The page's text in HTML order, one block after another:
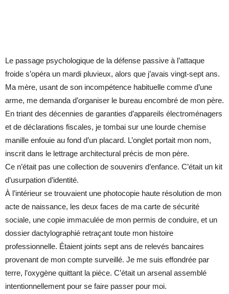
Le passage psychologique de la défense passive à l’attaque
froide s’opéra un mardi pluvieux, alors que j’avais vingt-sept ans.
Ma mère, usant de son incompétence habituelle comme d’une
arme, me demanda d’organiser le bureau encombré de mon père.
En triant des décennies de garanties d’appareils électroménagers
et de déclarations fiscales, je tombai sur une lourde chemise
manille enfouie au fond d’un placard. L’onglet portait mon nom,
inscrit dans le lettrage architectural précis de mon père.
Ce n’était pas une collection de souvenirs d’enfance. C’était un kit
d’usurpation d’identité.
À l’intérieur se trouvaient une photocopie haute résolution de mon
acte de naissance, les deux faces de ma carte de sécurité
sociale, une copie immaculée de mon permis de conduire, et un
dossier dactylographié retraçant toute mon histoire
professionnelle. Étaient joints sept ans de relevés bancaires
provenant de mon compte surveillé. Je me suis effondrée par
terre, l’oxygène quittant la pièce. C’était un arsenal assemblé
intentionnellement pour se faire passer pour moi.